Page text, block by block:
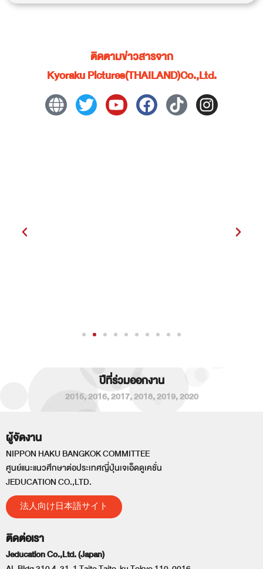
ติดตามข่าวสารจาก
Kyoraku Pictures(THAILAND)Co.,Ltd.
ปีที่ร่วมออกงาน
2015,2016,2017,2018,2019,2020
ผู้จัดงาน
NIPPON HAKU BANGKOK COMMITTEE
ศูนย์แนะแนวศึกษาต่อประเทศญี่ปุ่นเจเอ็ดดูเคชั่น
JEDUCATION CO.,LTD.
法人向け日本語サイト
ติดต่อเรา
Jeducation Co.,Ltd. (Japan)